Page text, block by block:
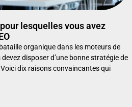
lesquelles vous avez
organique dans les moteurs de
disposer d’une bonne stratégie de
dix raisons convaincantes qui